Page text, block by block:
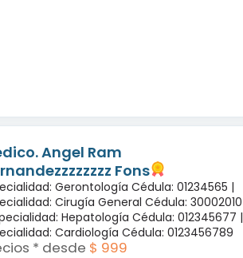
Angel Ram
Fons
Gerontología Cédula: 01234565 |
Cirugía General Cédula: 30002010
Hepatología Cédula: 012345677 |
Cardiología Cédula: 0123456789
* desde $ 999